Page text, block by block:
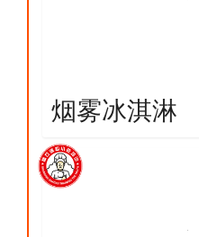
烟雾冰淇淋